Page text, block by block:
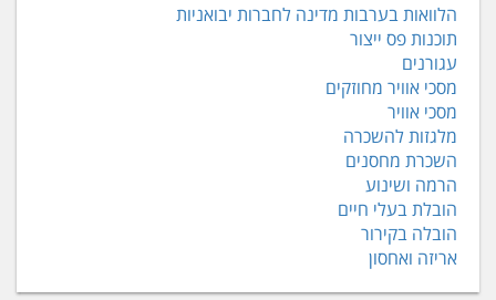
הלוואות בערבות מדינה לחברות יבואניות
תוכנות פס ייצור
עגורנים
מסכי אוויר מחוזקים
מסכי אוויר
מלגזות להשכרה
השכרת מחסנים
הרמה ושינוע
הובלת בעלי חיים
הובלה בקירור
אריזה ואחסון